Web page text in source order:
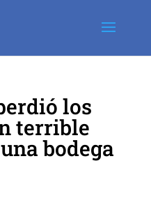
los
terrible
bodega